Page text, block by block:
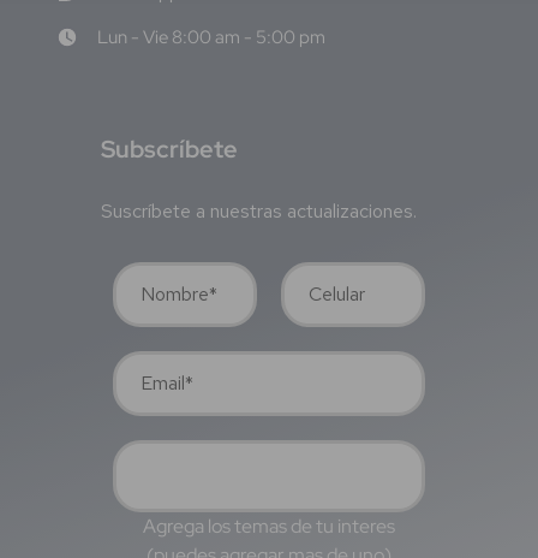
Lun - Vie 8:00 am - 5:00 pm
Subscríbete
Suscríbete a nuestras actualizaciones.
Agrega los temas de tu interes